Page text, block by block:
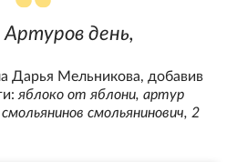
Артуров день,
Дарья Мельникова, добавив
яблоко от яблони, артур
смольянинович, 2